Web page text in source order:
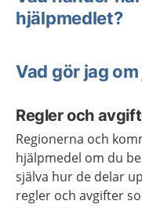
hjälpmedlet?
Vad gör jag
Regler och
Regionerna och
hjälpmedel om du
själva hur de delar
regler och avgifter